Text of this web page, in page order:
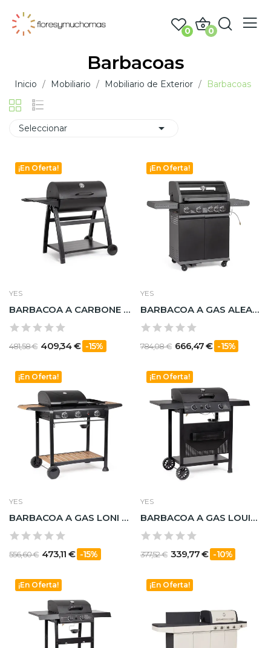
0 0
Barbacoas
Inicio Mobiliario Mobiliario de Exterior Barbacoas
Seleccionar 
¡En Oferta!
YES
BARBACOA A CARBONE VLORA
481,58 € 409,34 € -15%
¡En Oferta!
YES
BARBACOA A GAS ALEANDRO 5 BRUCIATORI
784,08 € 666,47 € -15%
¡En Oferta!
YES
BARBACOA A GAS LONI 3 BRUCIATORI
556,60 € 473,11 € -15%
¡En Oferta!
YES
BARBACOA A GAS LOUIS 3 BRUCIATORI
377,52 € 339,77 € -10%
¡En Oferta! ¡En Oferta!